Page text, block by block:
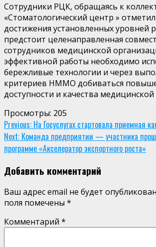
Сотрудники РЦК, обращаясь к
«Стоматологический центр »
достижения установленных уровней
предстоит целенаправленная
сотрудников медицинской
эффективной работы необходимо
бережливые технологии и через
критериев НММО добиваться
доступности и качества
Просмотры: 205
Continue
Reading
Previous: На Госуслугах стартовала приемная
Next: Команда предприятии — участника
программе «Акселератор экспортного роста»
Добавить комментарий
Ваш адрес email не будет
поля помечены *
Комментарий *